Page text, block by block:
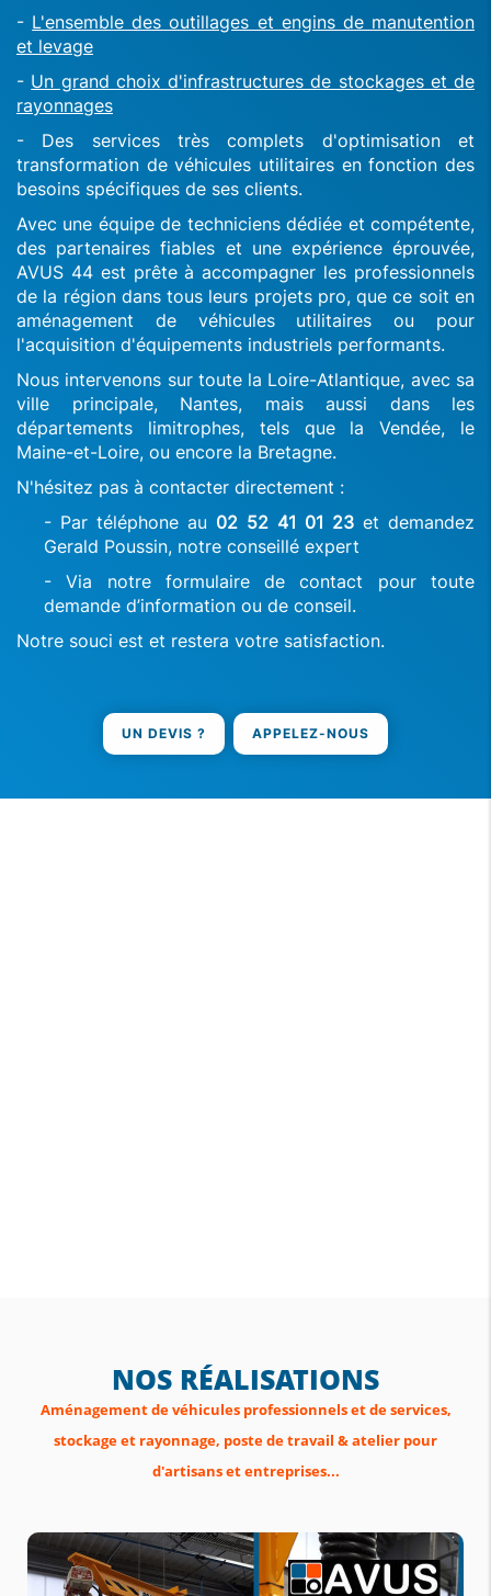
- L'ensemble des outillages et engins de manutention
et levage
- Un grand choix d'infrastructures de stockages et de
rayonnages
- Des services très complets d'optimisation et
transformation de véhicules utilitaires en fonction des
besoins spécifiques de ses clients.
Avec une équipe de techniciens dédiée et compétente,
des partenaires fiables et une expérience éprouvée,
AVUS 44 est prête à accompagner les professionnels
de la région dans tous leurs projets pro, que ce soit en
aménagement de véhicules utilitaires ou pour
l'acquisition d'équipements industriels performants.
Nous intervenons sur toute la Loire-Atlantique, avec sa
ville principale, Nantes, mais aussi dans les
départements limitrophes, tels que la Vendée, le
Maine-et-Loire, ou encore la Bretagne.
N'hésitez pas à contacter directement :
- Par téléphone au 02 52 41 01 23 et demandez
Gerald Poussin, notre conseillé expert
- Via notre formulaire de contact pour toute
demande d’information ou de conseil.
Notre souci est et restera votre satisfaction.
UN DEVIS ? APPELEZ-NOUS
NOS RÉALISATIONS
Aménagement de véhicules professionnels et de services,
stockage et rayonnage, poste de travail & atelier pour
d'artisans et entreprises...